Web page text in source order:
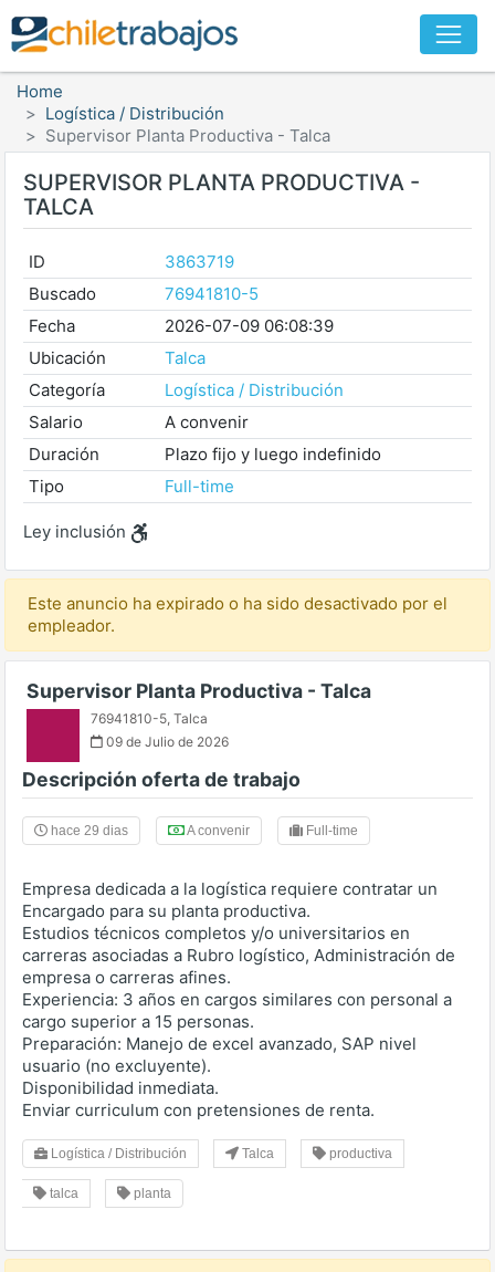
Home
Logística / Distribución
Supervisor Planta Productiva - Talca
SUPERVISOR PLANTA PRODUCTIVA -
TALCA
ID
3863719
Buscado
76941810-5
Fecha
2026-07-09 06:08:39
Ubicación
Talca
Categoría
Logística / Distribución
Salario
A convenir
Duración
Plazo fijo y luego indefinido
Tipo
Full-time
Ley inclusión
Este anuncio ha expirado o ha sido desactivado por el
empleador.
Supervisor Planta Productiva - Talca
76941810-5, Talca
09 de Julio de 2026
Descripción oferta de trabajo
hace 29 dias A convenir Full-time
Empresa dedicada a la logística requiere contratar un
Encargado para su planta productiva.
Estudios técnicos completos y/o universitarios en
carreras asociadas a Rubro logístico, Administración de
empresa o carreras afines.
Experiencia: 3 años en cargos similares con personal a
cargo superior a 15 personas.
Preparación: Manejo de excel avanzado, SAP nivel
usuario (no excluyente).
Disponibilidad inmediata.
Enviar curriculum con pretensiones de renta.
Logística / Distribución Talca productiva
talca planta